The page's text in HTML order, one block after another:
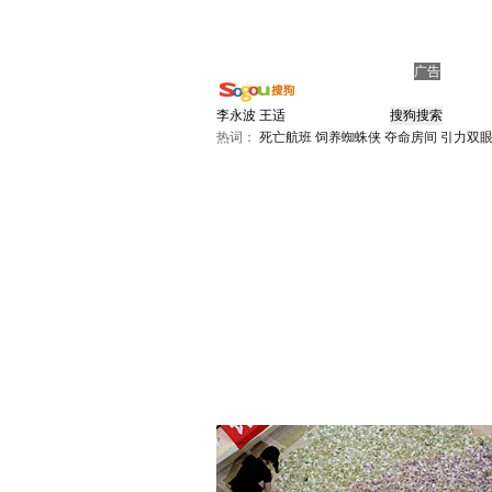
广告
热词： 死亡航班 饲养蜘蛛侠 夺命房间 引力双